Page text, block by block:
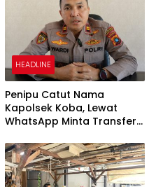
HEADLINE
Penipu Catut Nama
Kapolsek Koba, Lewat
WhatsApp Minta Transfer